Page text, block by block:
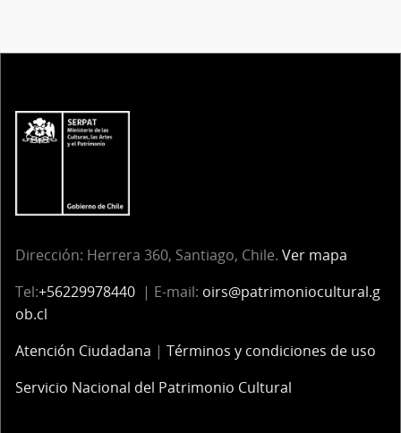
Dirección: Herrera 360, Santiago, Chile. Ver mapa
Tel:+56229978440 | E-mail: oirs@patrimoniocultural.g
ob.cl
Atención Ciudadana | Términos y condiciones de uso
Servicio Nacional del Patrimonio Cultural